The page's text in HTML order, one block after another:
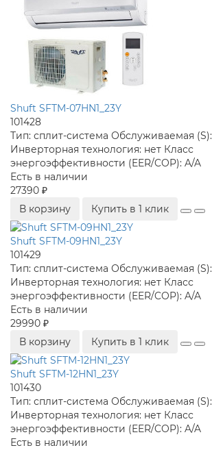
Shuft SFTM-07HN1_23Y
101428
Тип: сплит-система Обслуживаемая (S):
Инверторная технология: нет Класс
энергоэффективности (EER/COP): A/A
Есть в наличии
27390 ₽
В корзину
Купить в 1 клик
Shuft SFTM-09HN1_23Y
101429
Тип: сплит-система Обслуживаемая (S):
Инверторная технология: нет Класс
энергоэффективности (EER/COP): A/A
Есть в наличии
29990 ₽
В корзину
Купить в 1 клик
Shuft SFTM-12HN1_23Y
101430
Тип: сплит-система Обслуживаемая (S):
Инверторная технология: нет Класс
энергоэффективности (EER/COP): A/A
Есть в наличии